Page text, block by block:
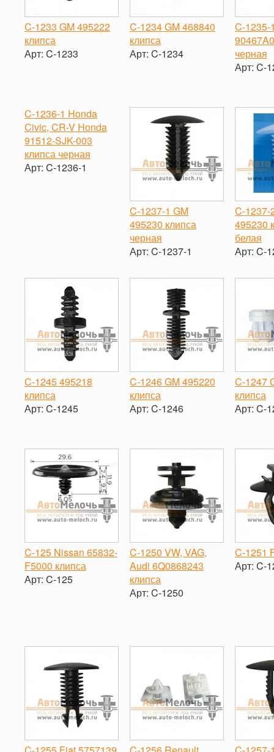
C-1233 GM 495222
клипса
Арт: C-1233
C-1234 GM 468840
клипса
Арт: C-1234
C-1235-
черная
Арт: C-
C-1236-1 Honda
Civic, CR-V Honda
91512-SJK-003
клипса черная
Арт: C-1236-1
C-1237-1 GM
495230 клипса
черная
Арт: C-1237-1
-
+
C-1237-
495230
белая
Арт: C-
-
C-1245 495218
клипса
Арт: C-1245
C-1246 GM 495220
клипса
Арт: C-1246
C-1247
клипса
Арт: C-
C-125 Nissan 65832-
F5000 клипса
Арт: C-125
C-1250 VW, VAG,
Audi 6Q0868243
клипса
Арт: C-1250
C-1251
Арт: C-